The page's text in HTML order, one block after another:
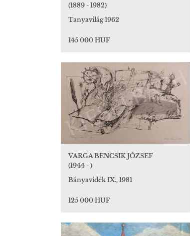
(1889 - 1982)
Tanyavilág 1962
145 000 HUF
VARGA BENCSIK JÓZSEF
(1944 - )
Bányavidék IX., 1981
125 000 HUF